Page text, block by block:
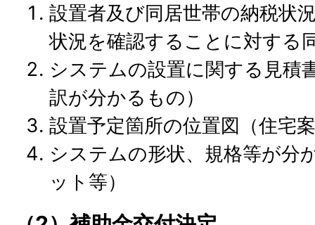
設置者及び同居世帯の納税状
状況を確認することに対する
システムの設置に関する見積
訳が分かるもの）
設置予定箇所の位置図（住宅
システムの形状、規格等が分
ット等）